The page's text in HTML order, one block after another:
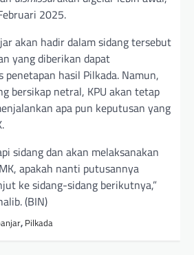
2025.
akan hadir dalam sidang tersebut
yang diberikan dapat
penetapan hasil Pilkada. Namun,
bersikap netral, KPU akan tetap
apa pun keputusan yang
sidang dan akan melaksanakan
apakah nanti putusannya
ke sidang-sidang berikutnya,”
(BIN)
, Pilkada